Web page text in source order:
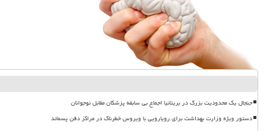
جنجال یک محدودیت بزرگ در بریتانیا اجماع بی سابقه پزشکان مقابل نوجوانان
دستور ویژه وزارت بهداشت برای رویارویی با ویروس خطرناک در مراکز دفن پسماند